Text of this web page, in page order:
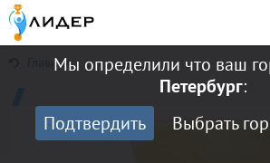
Мы определили что ваш
Петербург:
Подтвердить
Выбрать
Главная